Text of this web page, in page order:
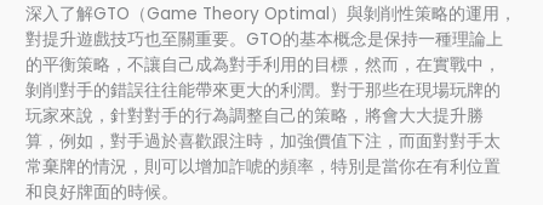
深入了解GTO（Game Theory Optimal）與剝削性策略的運用，
對提升遊戲技巧也至關重要。GTO的基本概念是保持一種理論上
的平衡策略，不讓自己成為對手利用的目標，然而，在實戰中，
剝削對手的錯誤往往能帶來更大的利潤。對于那些在現場玩牌的
玩家來說，針對對手的行為調整自己的策略，將會大大提升勝
算，例如，對手過於喜歡跟注時，加強價值下注，而面對對手太
常棄牌的情況，則可以增加詐唬的頻率，特別是當你在有利位置
和良好牌面的時候。